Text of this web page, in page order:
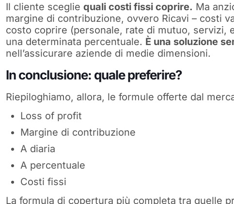
Il cliente sceglie quali costi fissi coprire. Ma
margine di contribuzione, ovvero Ricavi – costi
costo coprire (personale, rate di mutuo, servizi,
una determinata percentuale. È una soluzione
nell’assicurare aziende di medie dimensioni.
In conclusione: quale preferire?
Riepiloghiamo, allora, le formule offerte dal
Loss of profit
Margine di contribuzione
A diaria
A percentuale
Costi fissi
La formula di copertura più completa tra quelle